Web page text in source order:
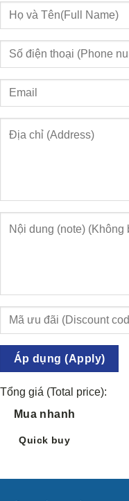
Áp dụng (Apply)
Tổng giá (Total price):
Mua nhanh
Quick buy